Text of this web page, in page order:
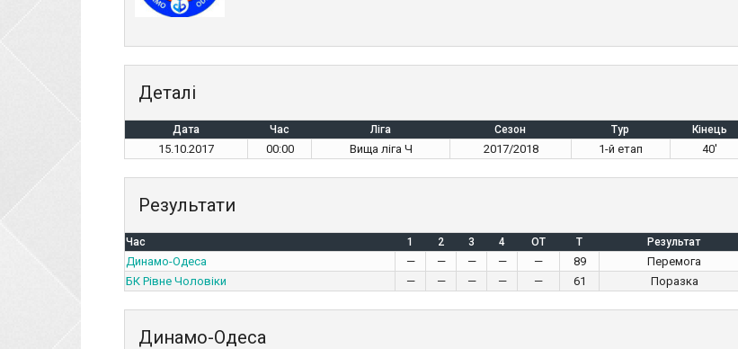
Деталі
Дата Час Ліга Сезон Тур Кінець
15.10.2017 00:00 Вища ліга Ч 2017/2018 1-й етап 40'
Результати
Час 1 2 3 4 OT T Результат
Динамо-Одеса — — — — — 89
Перемога
БК Рівне Чоловіки
— — — — — 61 Поразка
Динамо-Одеса